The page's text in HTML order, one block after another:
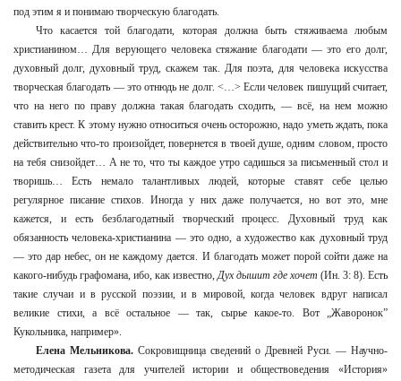
под этим я и понимаю творческую благодать.
Что касается той благодати, которая должна быть стяживаема любым
христианином… Для верующего человека стяжание благодати — это его долг,
духовный долг, духовный труд, скажем так. Для поэта, для человека искусства
творческая благодать — это отнюдь не долг. <…> Если человек пишущий считает,
что на него по праву должна такая благодать сходить, — всё, на нем можно
ставить крест. К этому нужно относиться очень осторожно, надо уметь ждать, пока
действительно что-то произойдет, повернется в твоей душе, одним словом, просто
на тебя снизойдет… А не то, что ты каждое утро садишься за письменный стол и
творишь… Есть немало талантливых людей, которые ставят себе целью
регулярное писание стихов. Иногда у них даже получается, но вот это, мне
кажется, и есть безблагодатный творческий процесс. Духовный труд как
обязанность человека-христианина — это одно, а художество как духовный труд
— это дар небес, он не каждому дается. И благодать может порой сойти даже на
какого-нибудь графомана, ибо, как известно,Дух дышит где хочет (Ин. 3: 8). Есть
такие случаи и в русской поэзии, и в мировой, когда человек вдруг написал
великие стихи, а всё остальное — так, сырье какое-то. Вот „Жаворонок”
Кукольника, например».
Елена Мельникова. Сокровищница сведений о Древней Руси. — Научно-
методическая газета для учителей истории и обществоведения «История»